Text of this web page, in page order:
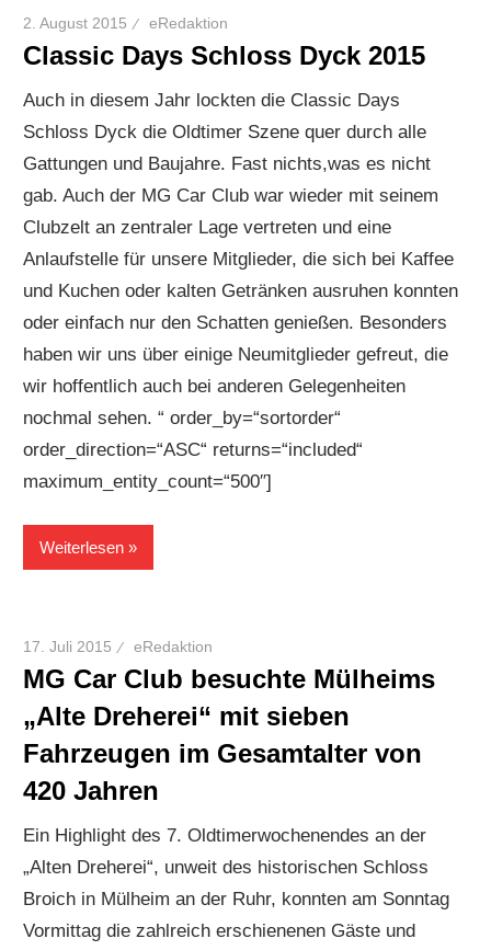
2. August 2015 eRedaktion
Classic Days Schloss Dyck 2015
Auch in diesem Jahr lockten die Classic Days
Schloss Dyck die Oldtimer Szene quer durch alle
Gattungen und Baujahre. Fast nichts,was es nicht
gab. Auch der MG Car Club war wieder mit seinem
Clubzelt an zentraler Lage vertreten und eine
Anlaufstelle für unsere Mitglieder, die sich bei Kaffee
und Kuchen oder kalten Getränken ausruhen konnten
oder einfach nur den Schatten genießen. Besonders
haben wir uns über einige Neumitglieder gefreut, die
wir hoffentlich auch bei anderen Gelegenheiten
nochmal sehen. “ order_by=“sortorder“
order_direction=“ASC“ returns=“included“
maximum_entity_count=“500″]
Weiterlesen
17. Juli 2015 eRedaktion
MG Car Club besuchte Mülheims
„Alte Dreherei“ mit sieben
Fahrzeugen im Gesamtalter von
420 Jahren
Ein Highlight des 7. Oldtimerwochenendes an der
„Alten Dreherei“, unweit des historischen Schloss
Broich in Mülheim an der Ruhr, konnten am Sonntag
Vormittag die zahlreich erschienenen Gäste und